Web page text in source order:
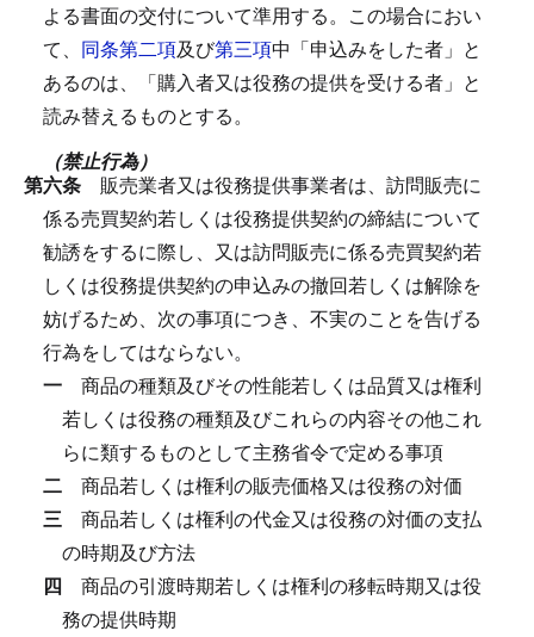
よる書面の交付について準用する。 この場合におい
て、 同条第二項及び第三項中「申込みをした者」と
あるのは、「購入者又は役務の提供を受ける者」と
読み替えるものとする。
（禁止行為）
第六条 販売業者又は役務提供事業者は、訪問販売に
係る売買契約若しくは役務提供契約の締結について
勧誘をするに際し、又は訪問販売に係る売買契約若
しくは役務提供契約の申込みの撤回若しくは解除を
妨げるため、次の事項につき、不実のことを告げる
行為をしてはならない。
一 商品の種類及びその性能若しくは品質又は権利
若しくは役務の種類及びこれらの内容その他これ
らに類するものとして主務省令で定める事項
二 商品若しくは権利の販売価格又は役務の対価
三 商品若しくは権利の代金又は役務の対価の支払
の時期及び方法
四 商品の引渡時期若しくは権利の移転時期又は役
務の提供時期